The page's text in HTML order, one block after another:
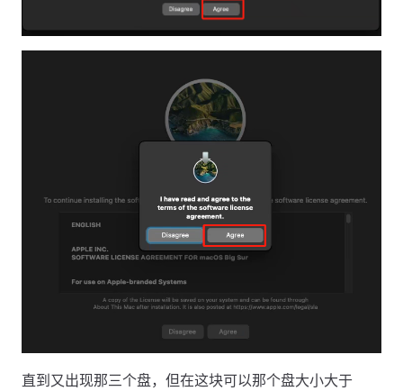
直到又出现那三个盘，但在这块可以那个盘大小大于